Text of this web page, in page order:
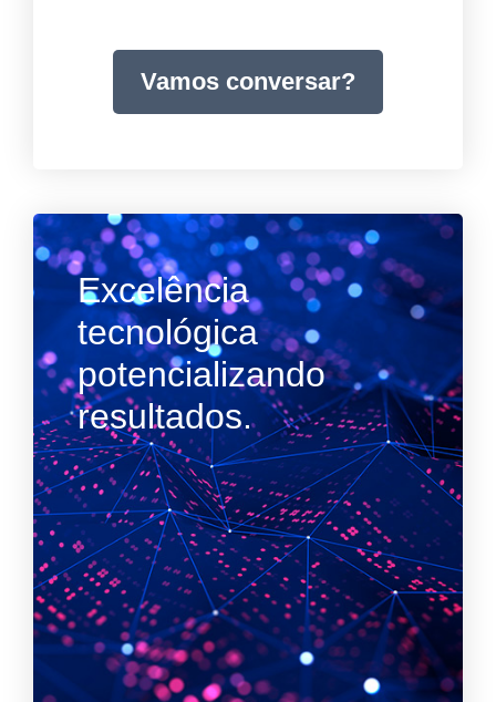
Vamos conversar?
Excelência
tecnológica
potencializando
resultados.